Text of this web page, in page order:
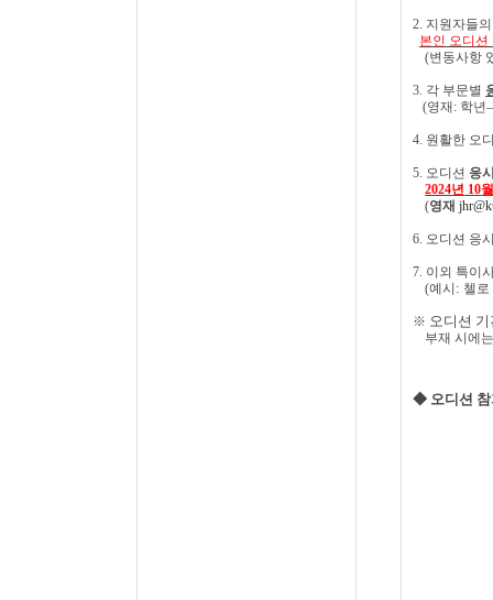
2. 지원자들
본인 오디션
(변동사항
3. 각 부문별
(영재 : 학년–
4. 원활한 오
5. 오디션 응
2024년 10
(영재
6. 오디션 응
7. 이외 특이
(예시 : 첼로
※ 오디션 기
부재 시에
◆ 오디션 참